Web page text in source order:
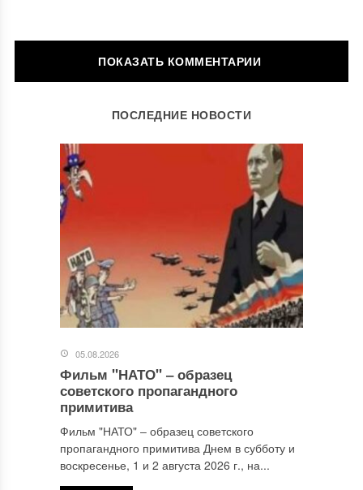
ОСТАВИТЬ КОММЕНТАРИЙ
Ваш адрес email не будет опубликован. Обязательные поля
Комментарий*
ПОСЛЕДНИЕ НОВОСТИ
05.08.2026
Фильм "НАТО" ‒ образец
советского пропагандного
примитива
Фильм "НАТО" ‒ образец советского
пропагандного примитива Днем в субботу и
воскресенье, 1 и 2 августа 2026 г., на...